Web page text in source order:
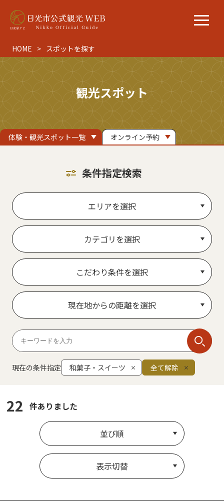
HOME スポットを探す
観光スポット
体験・観光スポット一覧 オンライン予約
条件指定検索
エリアを選択
カテゴリを選択
こだわり条件を選択
現在地からの距離を選択
現在の条件指定 和菓子・スイーツ 全て解除
22 件ありました
並び順
表示切替